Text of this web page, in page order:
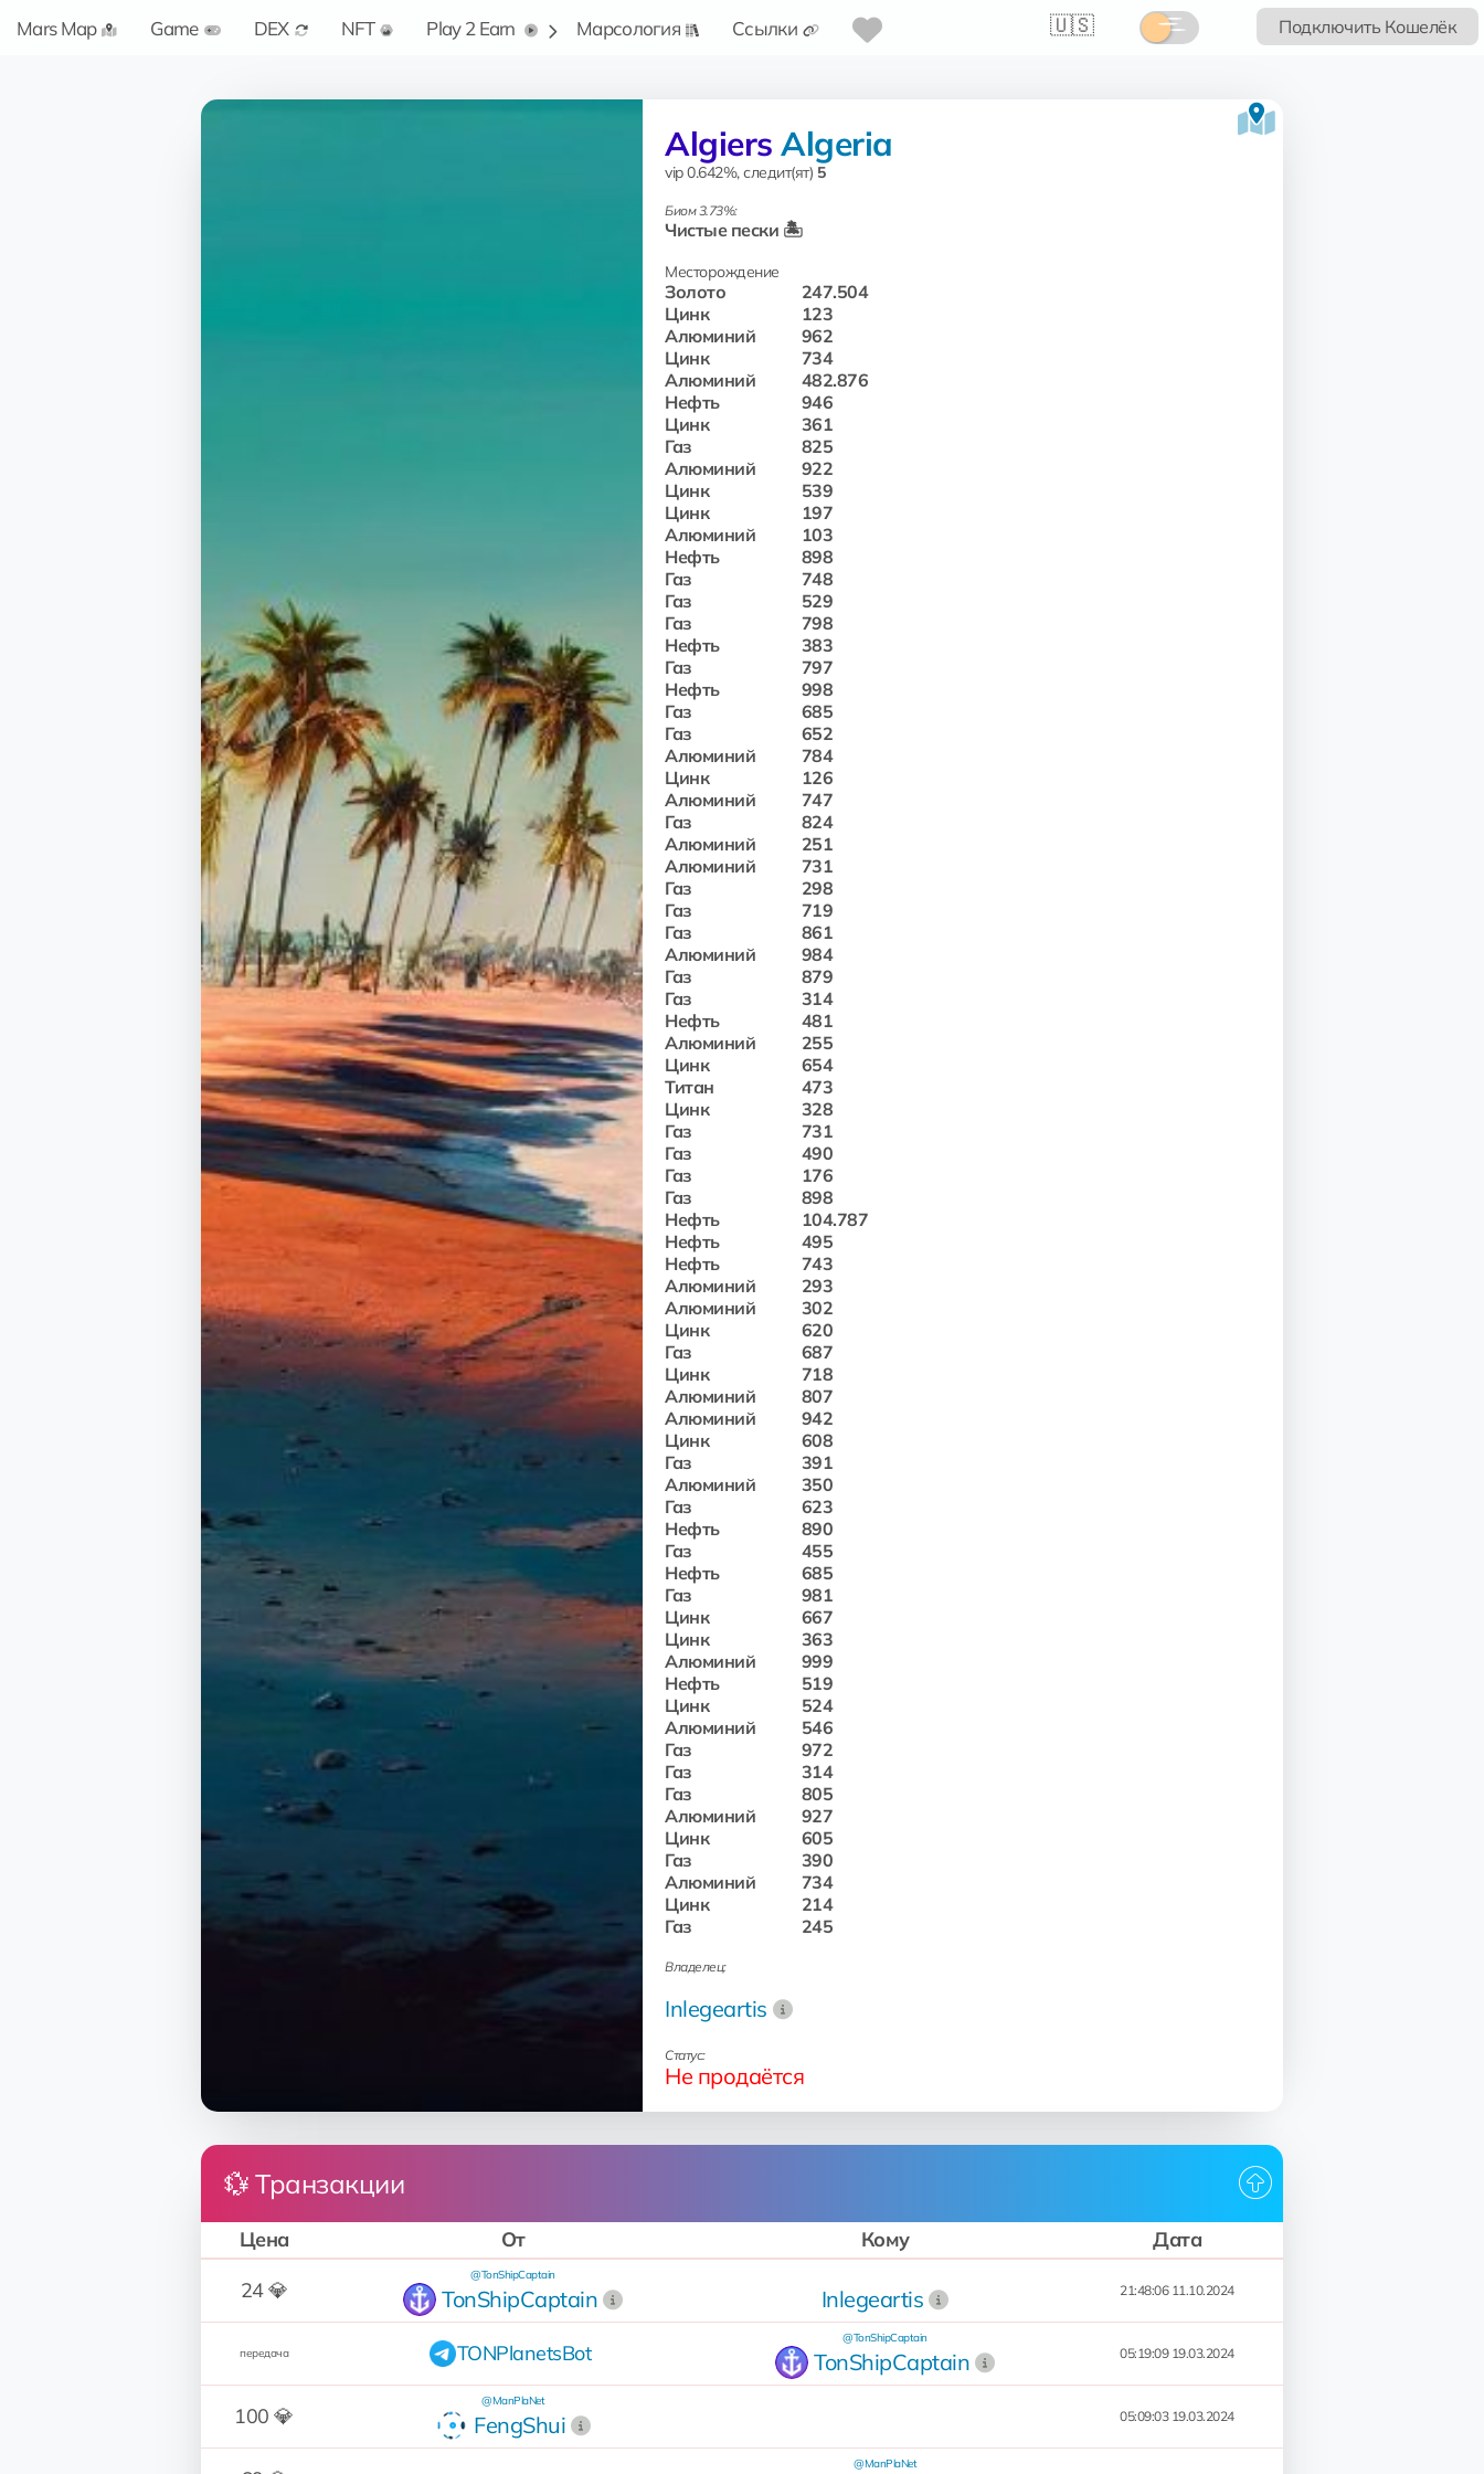
🇺🇸 Подключить Кошелёк
Mars Map Game DEX NFT Play 2 Earn Марсология Ссылки
Algiers Algeria
vip 0.642%, следит(ят) 5
Биом 3.73%:
Чистые пески 🏝️
Месторождение
Золото
247.504
Цинк
123
Алюминий
962
Цинк
734
Алюминий
482.876
Нефть
946
Цинк
361
Газ
825
Алюминий
922
Цинк
539
Цинк
197
Алюминий
103
Нефть
898
Газ
748
Газ
529
Газ
798
Нефть
383
Газ
797
Нефть
998
Газ
685
Газ
652
Алюминий
784
Цинк
126
Алюминий
747
Газ
824
Алюминий
251
Алюминий
731
Газ
298
Газ
719
Газ
861
Алюминий
984
Газ
879
Газ
314
Нефть
481
Алюминий
255
Цинк
654
Титан
473
Цинк
328
Газ
731
Газ
490
Газ
176
Газ
898
Нефть
104.787
Нефть
495
Нефть
743
Алюминий
293
Алюминий
302
Цинк
620
Газ
687
Цинк
718
Алюминий
807
Алюминий
942
Цинк
608
Газ
391
Алюминий
350
Газ
623
Нефть
890
Газ
455
Нефть
685
Газ
981
Цинк
667
Цинк
363
Алюминий
999
Нефть
519
Цинк
524
Алюминий
546
Газ
972
Газ
314
Газ
805
Алюминий
927
Цинк
605
Газ
390
Алюминий
734
Цинк
214
Газ
245
Владелец:
Inlegeartis
Статус:
Не продаётся
💱 Транзакции
Цена От Кому
Дата
24 💎
TonShipCaptain
@TonShipCaptain
Inlegeartis 21:48:06 11.10.2024
передача TONPlanetsBot TonShipCaptain
@TonShipCaptain
05:19:09 19.03.2024
100 💎 FengShui
@ManPlaNet
05:09:03 19.03.2024
@ManPlaNet